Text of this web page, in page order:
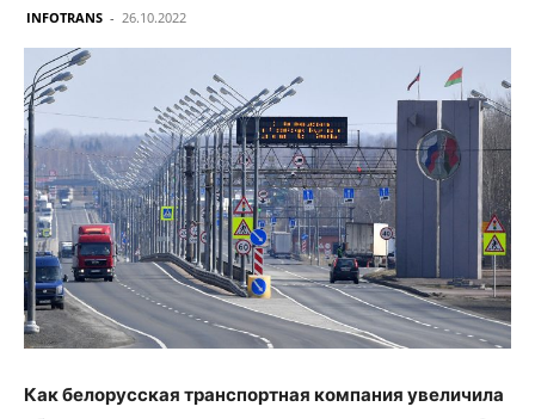
INFOTRANS - 26.10.2022
Как белорусская транспортная компания увеличила